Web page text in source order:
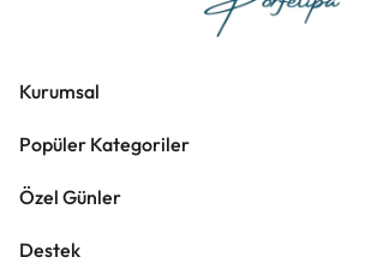
Kurumsal
Popüler Kategoriler
Özel Günler
Destek